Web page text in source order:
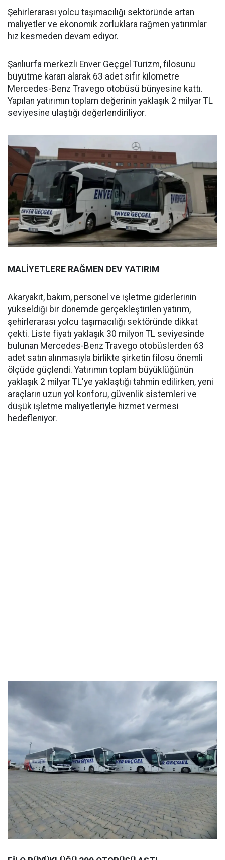
Şehirlerarası yolcu taşımacılığı sektöründe artan
maliyetler ve ekonomik zorluklara rağmen yatırımlar
hız kesmeden devam ediyor.
Şanlıurfa merkezli Enver Geçgel Turizm, filosunu
büyütme kararı alarak 63 adet sıfır kilometre
Mercedes-Benz Travego otobüsü bünyesine kattı.
Yapılan yatırımın toplam değerinin yaklaşık 2 milyar TL
seviyesine ulaştığı değerlendiriliyor.
MALİYETLERE RAĞMEN DEV YATIRIM
Akaryakıt, bakım, personel ve işletme giderlerinin
yükseldiği bir dönemde gerçekleştirilen yatırım,
şehirlerarası yolcu taşımacılığı sektöründe dikkat
çekti. Liste fiyatı yaklaşık 30 milyon TL seviyesinde
bulunan Mercedes-Benz Travego otobüslerden 63
adet satın alınmasıyla birlikte şirketin filosu önemli
ölçüde güçlendi. Yatırımın toplam büyüklüğünün
yaklaşık 2 milyar TL'ye yaklaştığı tahmin edilirken, yeni
araçların uzun yol konforu, güvenlik sistemleri ve
düşük işletme maliyetleriyle hizmet vermesi
hedefleniyor.